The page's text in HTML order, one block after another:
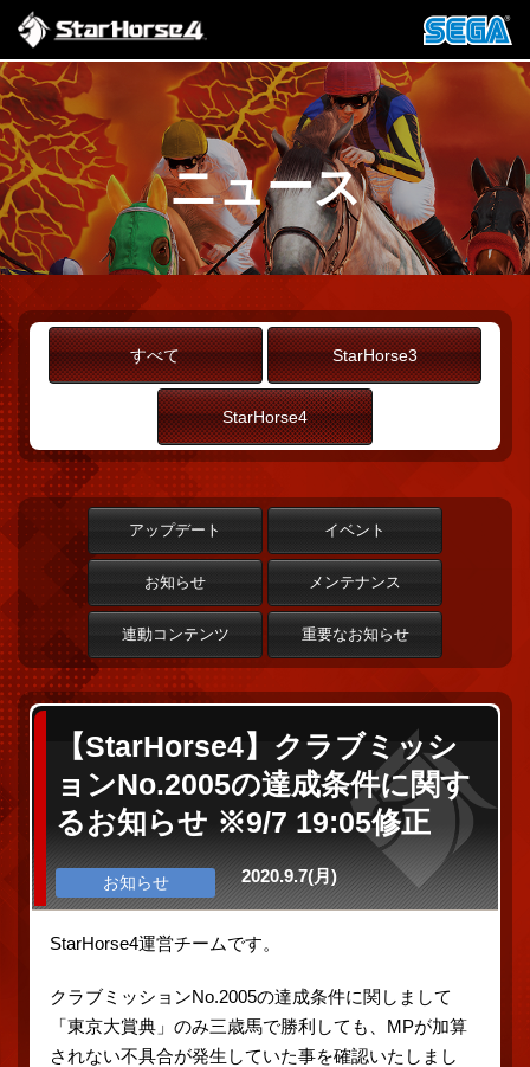
ニュース
すべて StarHorse3
StarHorse4
アップデート イベント
お知らせ メンテナンス
連動コンテンツ 重要なお知らせ
【StarHorse4】クラブミッシ
ョンNo.2005の達成条件に関す
るお知らせ ※9/7 19:05修正
お知らせ 2020.9.7(月)
StarHorse4運営チームです。
クラブミッションNo.2005の達成条件に関しまして
「東京大賞典」のみ三歳馬で勝利しても、MPが加算
されない不具合が発生していた事を確認いたしまし